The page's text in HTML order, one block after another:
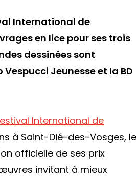
International de
en lice pour ses trois
dessinées sont
Jeunesse et la BD
International de
à Saint-Dié-des-Vosges, le
officielle de ses prix
invitant à mieux